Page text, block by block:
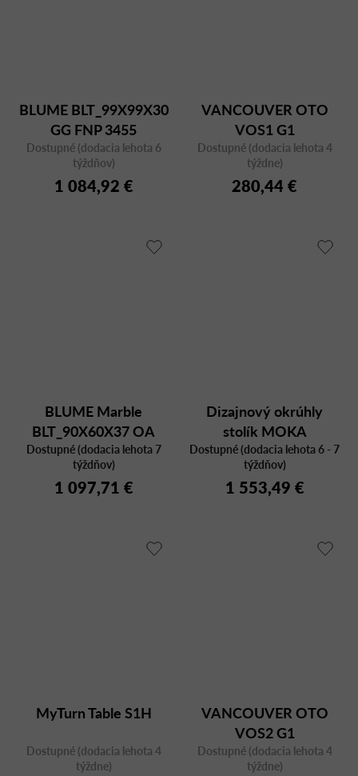
BLUME BLT_99X99X30
GG FNP 3455
Dostupné (dodacia lehota 6
týždňov)
1 084,92 €
VANCOUVER OTO
VOS1 G1
Dostupné (dodacia lehota 4
týždne)
280,44 €
BLUME Marble
BLT_90X60X37 OA
MBR
Dostupné (dodacia lehota 7
týždňov)
1 097,71 €
Dizajnový okrúhly
stolík MOKA
Dostupné (dodacia lehota 6 - 7
týždňov)
1 553,49 €
MyTurn Table S1H
Dostupné (dodacia lehota 4
týždne)
VANCOUVER OTO
VOS2 G1
Dostupné (dodacia lehota 4
týždne)